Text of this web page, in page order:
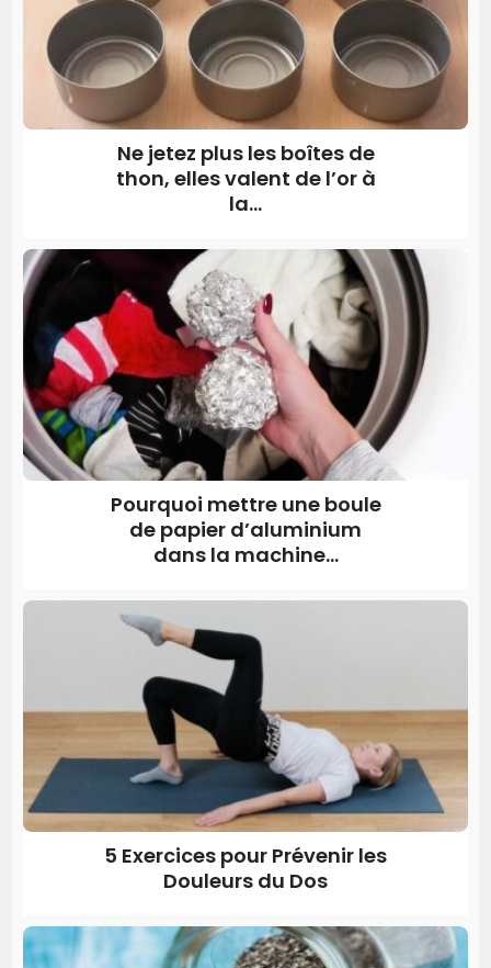
Ne jetez plus les boîtes de
thon, elles valent de l’or à
la...
Pourquoi mettre une boule
de papier d’aluminium
dans la machine...
5 Exercices pour Prévenir les
Douleurs du Dos